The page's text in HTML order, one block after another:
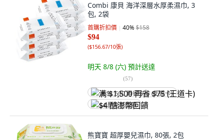
Combi 康貝 海洋深層水厚柔濕巾, 3
包, 2袋
首購折扣價 40%$158
$94
($156.67/10張)
明天 8/8 (六) 預計送達
(57)
满 $1,500 再省 $75 (王道卡)
$4 酷澎幣回饋
熊寶寶 超厚嬰兒濕巾, 80張, 2包